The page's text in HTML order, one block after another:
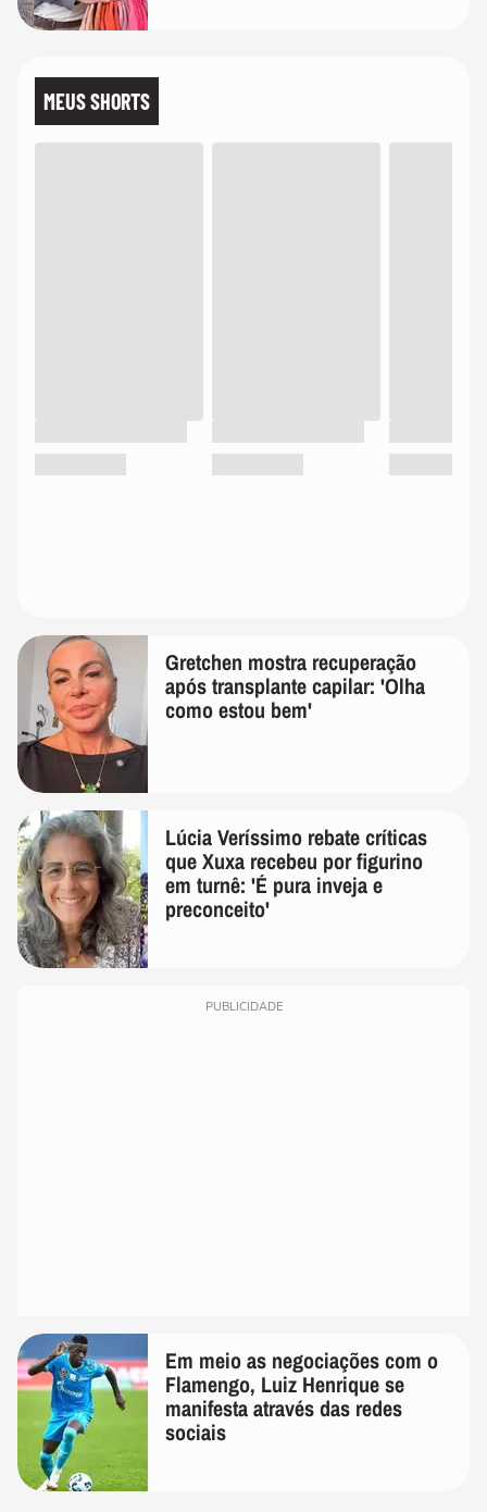
MEUS SHORTS
Gretchen mostra recuperação
após transplante capilar: 'Olha
como estou bem'
Lúcia Veríssimo rebate críticas
que Xuxa recebeu por figurino
em turnê: 'É pura inveja e
preconceito'
PUBLICIDADE
Em meio as negociações com o
Flamengo, Luiz Henrique se
manifesta através das redes
sociais